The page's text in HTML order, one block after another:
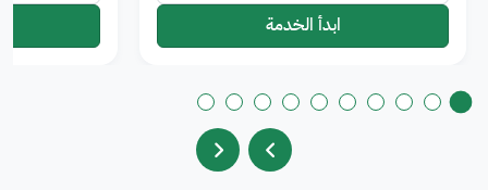
ابدأ الخدمة